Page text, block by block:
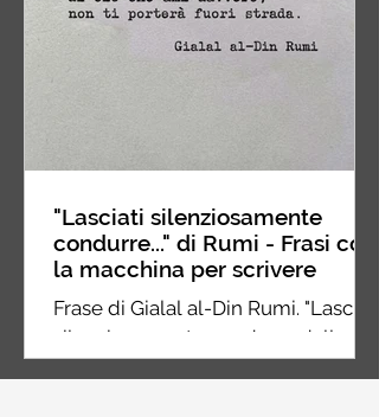
"Lasciati silenziosamente
condurre..." di Rumi - Frasi con
la macchina per scrivere
Frase di Gialal al-Din Rumi. "Lasciati
silenziosamente condurre dalla